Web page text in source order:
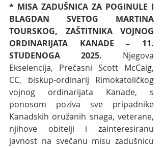
* MISA ZADUŠNICA ZA POGINULE I
BLAGDAN SVETOG MARTINA
TOURSKOG, ZAŠTITNIKA VOJNOG
ORDINARIJATA KANADE – 11.
STUDENOGA 2025. Njegova
Ekselencija, Prečasni Scott McCaig,
CC, biskup-ordinarij Rimokatoličkog
vojnog ordinarijata Kanade, s
ponosom poziva sve pripadnike
Kanadskih oružanih snaga, veterane,
njihove obitelji i zainteresiranu
javnost na svečanu misu zadušnicu